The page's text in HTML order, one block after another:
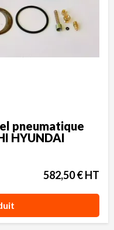
pneumatique
HYUNDAI
582,50 € HT